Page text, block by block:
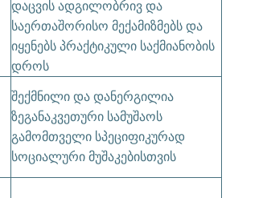
დაცვის ადგილობრივ და
საერთაშორისო მექამიზმებს და
იყენებს პრაქტიკული საქმიანობის
დროს
შექმნილი და დანერგილია
ზეგანაკვეთური სამუშაოს
გამომთველი სპეციფიკურად
სოციალური მუშაკებისთვის